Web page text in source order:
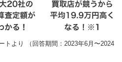
トより （回答期間：2023年6月〜2024